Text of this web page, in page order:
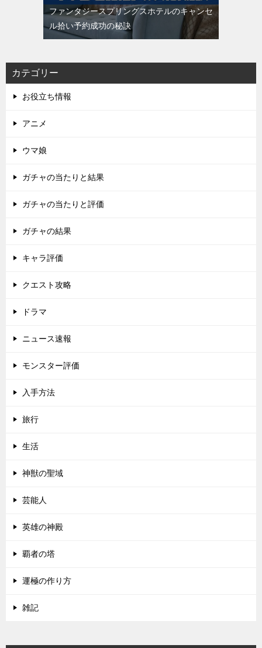
ファンタジースプリングスホテルのキャンセ
ル拾い予約成功の秘訣
カテゴリー
お役立ち情報
アニメ
ウマ娘
ガチャの当たりと結果
ガチャの当たりと評価
ガチャの結果
キャラ評価
クエスト攻略
ドラマ
ニュース速報
モンスター評価
入手方法
旅行
生活
神獣の聖域
芸能人
英雄の神殿
覇者の塔
運極の作り方
雑記